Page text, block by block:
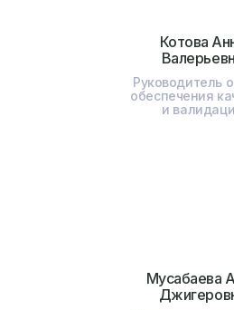
Котова
Руководитель
обеспечения
и
Мусабаева